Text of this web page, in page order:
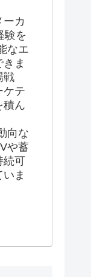
ーカ
験を
なエ
ま
戦
ケテ
積ん
向な
や蓄
続可
ま